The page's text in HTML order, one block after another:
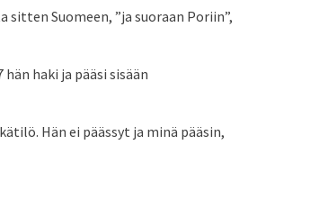
Suomeen, ”ja suoraan Poriin”,
haki ja pääsi sisään
Hän ei päässyt ja minä pääsin,